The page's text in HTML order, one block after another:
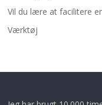
Vil du lære at facilitere
Værktøj